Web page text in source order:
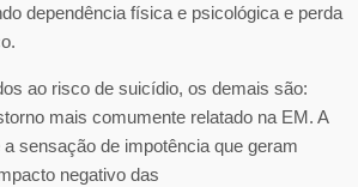
dependência física e psicológica e perda
ao risco de suicídio, os demais são:
mais comumente relatado na EM. A
sensação de impotência que geram
negativo das